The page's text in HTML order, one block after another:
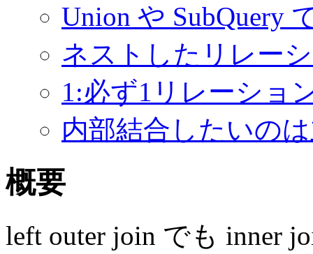
Union や SubQuery
ネストしたリレー
1:必ず1リレーショ
内部結合したいの
概要
left outer join でも inner